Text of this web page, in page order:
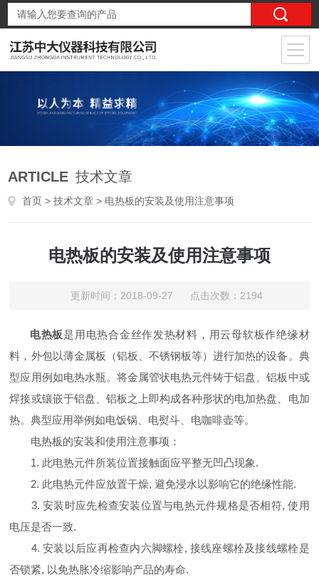
ARTICLE 技术文章
首页 >技术文章 > 电热板的安装及使用注意事项
电热板的安装及使用注意事项
更新时间：2018-09-27 点击次数：2194
电热板是用电热合金丝作发热材料，用云母软板作绝缘材
料，外包以薄金属板（铝板、不锈钢板等）进行加热的设备。典
型应用例如电热水瓶。将金属管状电热元件铸于铝盘、铝板中或
焊接或镶嵌于铝盘、铝板之上即构成各种形状的电加热盘、电加
热。典型应用举例如电饭锅、电熨斗、电咖啡壶等。
电热板的安装和使用注意事项：
1. 此电热元件所装位置接触面应平整无凹凸现象.
2. 此电热元件应放置干燥, 避免浸水以影响它的绝缘性能.
3. 安装时应先检查安装位置与电热元件规格是否相符, 使用
电压是否一致.
4. 安装以后应再检查内六脚螺栓, 接线座螺栓及接线螺栓是
否锁紧, 以免热胀冷缩影响产品的寿命.